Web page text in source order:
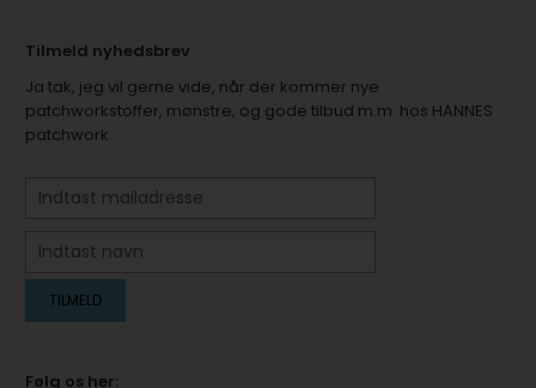
Tilmeld nyhedsbrev
Ja tak, jeg vil gerne vide, når der kommer nye
patchworkstoffer, mønstre, og gode tilbud m.m. hos HANNES
patchwork.
Følg os her: